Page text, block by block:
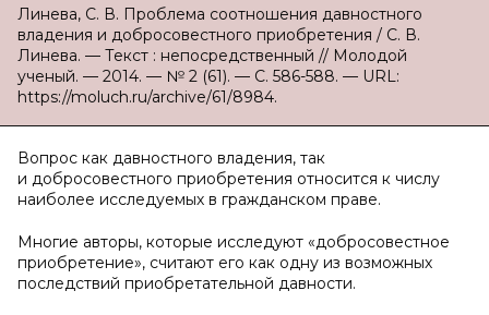
Линева, С. В. Проблема соотношения давностного
владения и добросовестного приобретения / С. В.
Линева. — Текст : непосредственный // Молодой
ученый. — 2014. — № 2 (61). — С. 586-588. — URL:
https://moluch.ru/archive/61/8984.
Вопрос как давностного владения, так
и добросовестного приобретения относится к числу
наиболее исследуемых в гражданском праве.
Многие авторы, которые исследуют «добросовестное
приобретение», считают его как одну из возможных
последствий приобретательной давности.